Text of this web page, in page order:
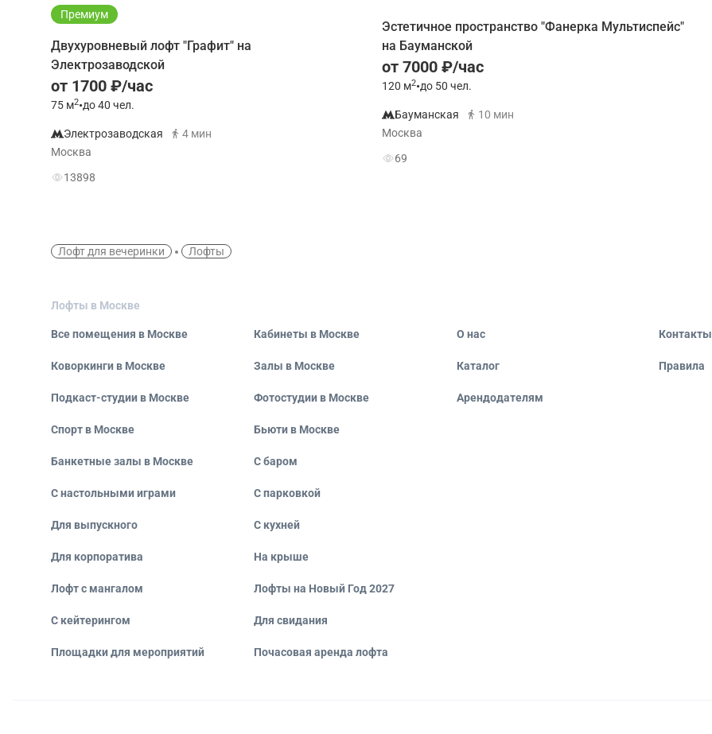
Премиум
Двухуровневый лофт "Графит" на
Электрозаводской
от 1700 ₽/час
75 м2•до 40 чел.
Электрозаводская
4 мин
Москва
13898
Эстетичное пространство "Фанерка Мультиспейс"
на Бауманской
от 7000 ₽/час
120 м2•до 50 чел.
Бауманская
10 мин
Москва
69
Лофт для вечеринки Лофты
Лофты в Москве
Все помещения в Москве Кабинеты в Москве
Коворкинги в Москве Залы в Москве
Подкаст-студии в Москве Фотостудии в Москве
Спорт в Москве Бьюти в Москве
Банкетные залы в Москве С баром
С настольными играми С парковкой
Для выпускного С кухней
Для корпоратива На крыше
Лофт с мангалом Лофты на Новый Год 2027
С кейтерингом Для свидания
Площадки для мероприятий Почасовая аренда лофта
О нас Контакты
Каталог Правила
Арендодателям